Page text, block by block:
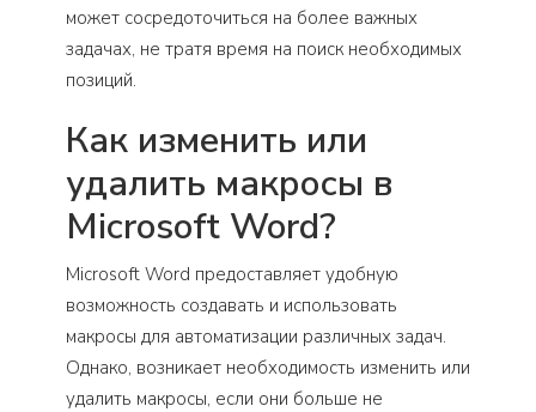
может сосредоточиться на более важных
задачах, не тратя время на поиск необходимых
позиций.
Как изменить или
удалить макросы в
Microsoft Word?
Microsoft Word предоставляет удобную
возможность создавать и использовать
макросы для автоматизации различных задач.
Однако, возникает необходимость изменить или
удалить макросы, если они больше не